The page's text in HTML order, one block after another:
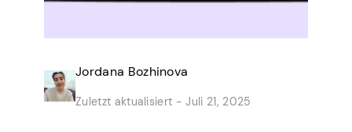
Jordana Bozhinova
Zuletzt aktualisiert - Juli 21, 2025